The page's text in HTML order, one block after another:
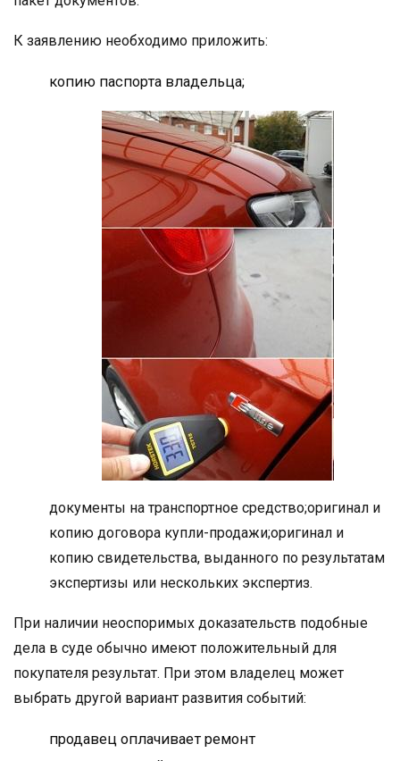
К заявлению необходимо приложить:
копию паспорта владельца;
документы на транспортное средство;оригинал и
копию договора купли-продажи;оригинал и
копию свидетельства, выданного по результатам
экспертизы или нескольких экспертиз.
При наличии неоспоримых доказательств подобные
дела в суде обычно имеют положительный для
покупателя результат. При этом владелец может
выбрать другой вариант развития событий:
продавец оплачивает ремонт